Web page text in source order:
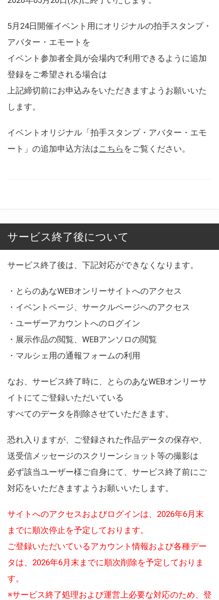
5月24日開催イベント用にオリジナルの拍手スタンプ・
アバター・エモートを
イベント参加者全員が会場内で利用できるように追加
登録をご希望される場合は
上記締切前にお申込みをいただきますようお願いいた
します。
イベントオリジナル「拍手スタンプ・アバター・エモ
ート」の追加申込方法はこちら をご覧ください。
サービス終了後について
サービス終了後は、下記対応ができなくなります。
・とらのあなWEBオンリーサイトへのアクセス
・イベントページ、サークルページへのアクセス
・ユーザーアカウントへのログイン
・展示作品の閲覧、WEBアンソロの閲覧
・マルシェ用の通報フォームの利用
なお、サービス終了時に、とらのあなWEBオンリーサ
イトにてご登録いただいている
すべてのデータを削除させていただきます。
恐れ入りますが、ご登録された作品データの保存や、
送受信メッセージのスクリーンショット等の撮影は
必ず該当ユーザー様ご自身にて、サービス終了前にご
対応をいただきますようお願いいたします。
サイトへのアクセスおよびログインは、2026年6月末
までに順次停止を予定しております。
ご登録いただいているアカウント情報および各種デー
タは、2026年6月末までに順次削除を予定しておりま
す。
※サービス終了処理および運営上必要な対応のため、登